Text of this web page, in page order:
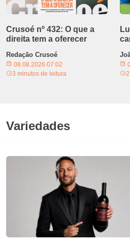
Crusoé nº 432: O que a
direita tem a oferecer
Redação Crusoé
08.08.2026 07:02
3 minutos de leitura
Variedades